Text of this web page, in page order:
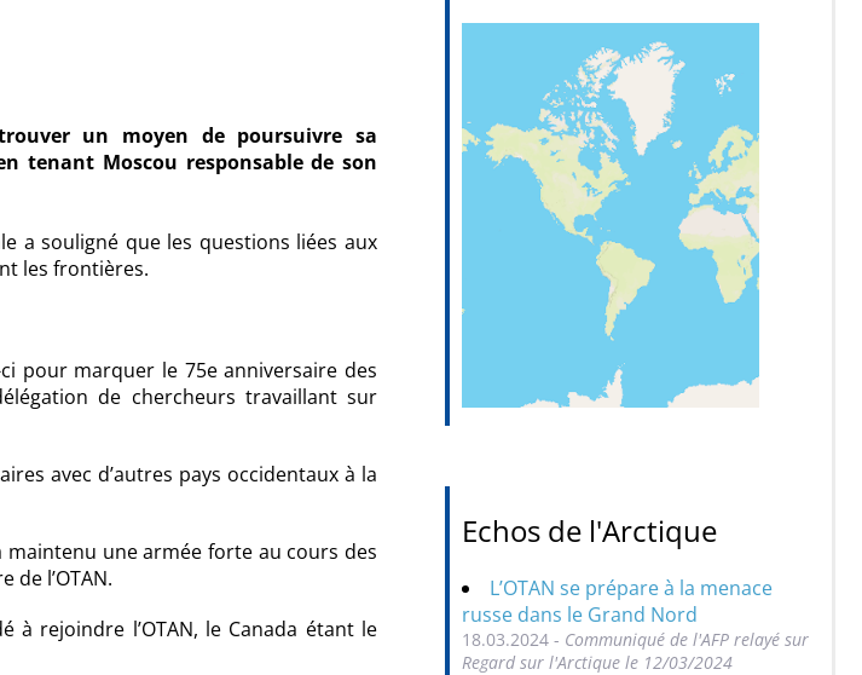
un moyen de poursuivre sa
tenant Moscou responsable de son
a souligné que les questions liées aux
les frontières.
pour marquer le 75e anniversaire des
de chercheurs travaillant sur
avec d’autres pays occidentaux à la
maintenu une armée forte au cours des
l’OTAN.
à rejoindre l’OTAN, le Canada étant le
Echos de l'Arctique
L’OTAN se prépare à la menace
russe dans le Grand Nord
18.03.2024 - Communiqué de l'AFP relayé sur
Regard sur l'Arctique le 12/03/2024